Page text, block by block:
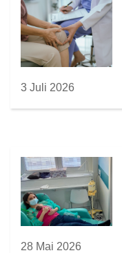
3 Juli 2026
28 Mai 2026